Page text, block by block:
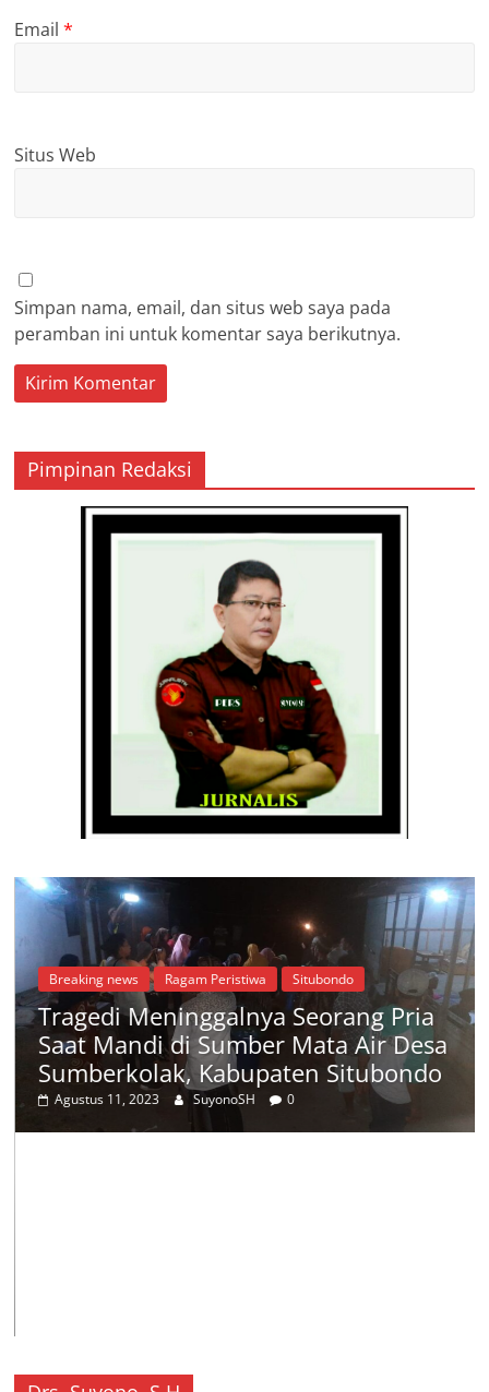
Email*
Situs Web
Simpan nama, email, dan situs web saya pada
peramban ini untuk komentar saya berikutnya.
Pimpinan Redaksi
Breaking news Ragam Peristiwa Situbondo
Tragedi Meninggalnya Seorang Pria
Saat Mandi di Sumber Mata Air Desa
Sumberkolak, Kabupaten Situbondo
Agustus 11, 2023 SuyonoSH 0